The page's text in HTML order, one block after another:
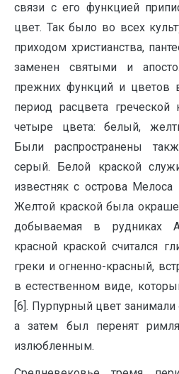
связи с его функцией
цвет. Так было во всех
приходом христианства,
заменен святыми и
прежних функций и цветов
период расцвета греческой
четыре цвета: белый,
Были распространены
серый. Белой краской
известняк с острова
Желтой краской была
добываемая в рудниках
красной краской считался
греки и огненно-красный,
в естественном виде,
[6]. Пурпурный цвет занимали
а затем был перенят
излюбленным.